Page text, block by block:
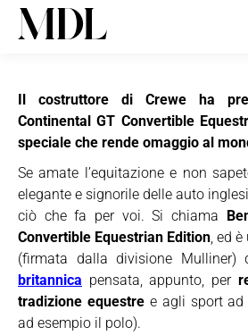
Il costruttore di Crewe ha
Continental GT Convertible
speciale che rende omaggio al
Se amate l’equitazione e non
elegante e signorile delle auto
ciò che fa per voi. Si chiama
Convertible Equestrian Edition, ed
(firmata dalla divisione Mulliner)
britannica pensata, appunto, per
tradizione equestree agli sport ad
ad esempio il polo).